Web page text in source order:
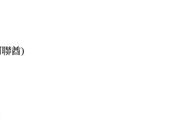
酋)